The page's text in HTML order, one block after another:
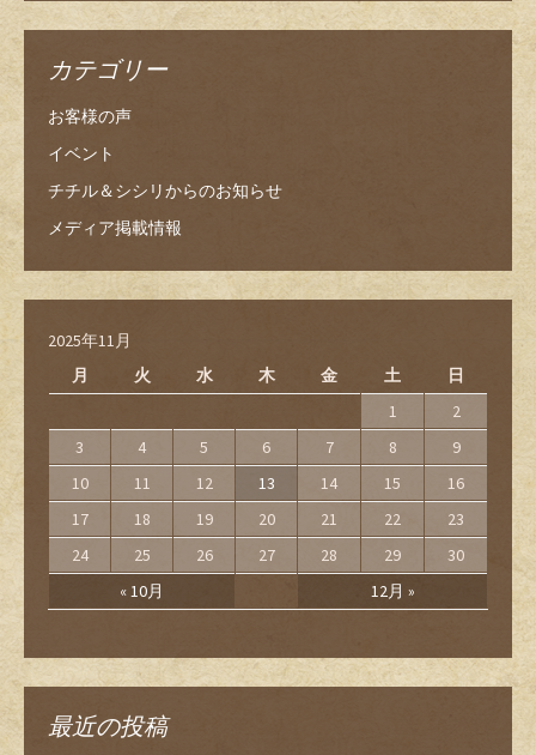
カテゴリー
お客様の声
イベント
チチル＆シシリからのお知らせ
メディア掲載情報
2025年11月
月
火 水 木 金 土 日
« 10月 12月 »
1
2
3
4 5 6 7 8
9
10
11 12 13 14 15
16
17
18 19 20 21 22
23
24
25 26 27 28 29 30
最近の投稿